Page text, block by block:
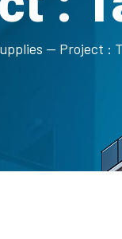
— Project :